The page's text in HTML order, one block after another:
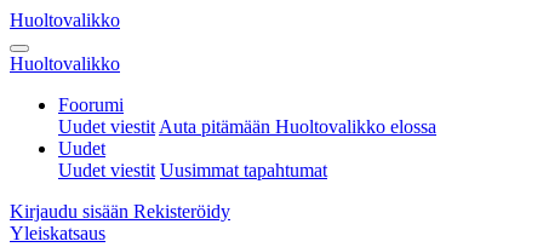
Huoltovalikko
Huoltovalikko
Foorumi
Uudet viestit Auta pitämään Huoltovalikko elossa
Uudet
Uudet viestit Uusimmat tapahtumat
Kirjaudu sisään Rekisteröidy
Yleiskatsaus